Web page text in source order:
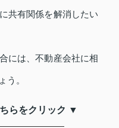
共有関係を解消したい
には、不動産会社に相
う。
らをクリック ▼